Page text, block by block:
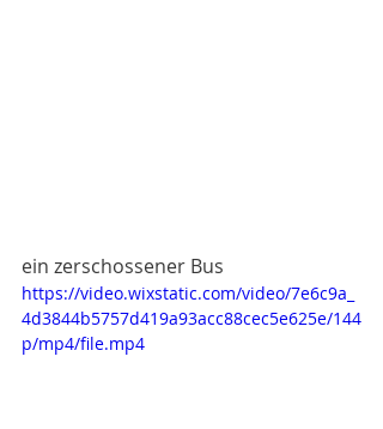
ein zerschossener Bus
https://video.wixstatic.com/video/7e6c9a_
4d3844b5757d419a93acc88cec5e625e/144
p/mp4/file.mp4